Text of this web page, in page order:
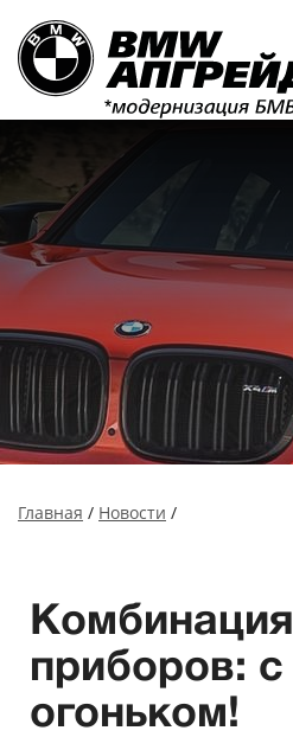
Главная / Новости /
Комбинация
приборов: с
огоньком!